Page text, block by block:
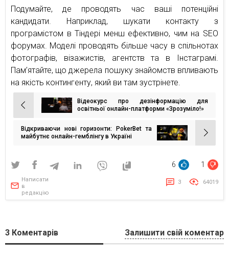
Подумайте, де проводять час ваші потенційні
кандидати. Наприклад, шукати контакту з
програмістом в Тіндері менш ефективно, чим на SEO
форумах. Моделі проводять більше часу в спільнотах
фотографів, візажистів, агентств та в Інстаграмі.
Пам’ятайте, що джерела пошуку знайомств впливають
на якість контингенту, який ви там зустрінете.
Навігація
записів
Відеокурс про дезінформацію для
освітньої онлайн-платформи «Зрозуміло!»
Відкриваючи нові горизонти: PokerBet та
майбутнє онлайн-гемблінгу в Україні
6 1
Написати
в
редакцію
3 64019
3 Коментарів Залишити свій коментар